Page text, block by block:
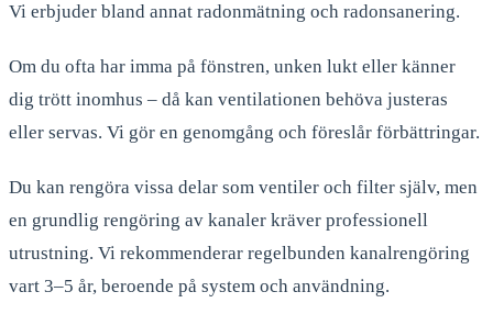
Vi erbjuder bland annat radonmätning och radonsanering.
Om du ofta har imma på fönstren, unken lukt eller känner
dig trött inomhus – då kan ventilationen behöva justeras
eller servas. Vi gör en genomgång och föreslår förbättringar.
Du kan rengöra vissa delar som ventiler och filter själv, men
en grundlig rengöring av kanaler kräver professionell
utrustning. Vi rekommenderar regelbunden kanalrengöring
vart 3–5 år, beroende på system och användning.